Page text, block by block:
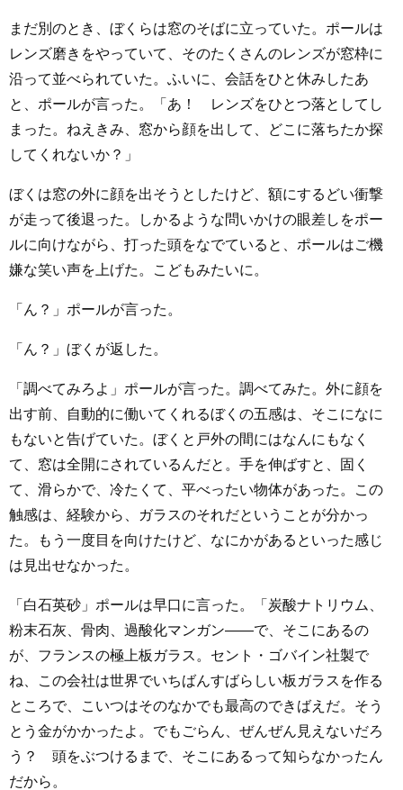
まだ別のとき、ぼくらは窓のそばに立っていた。ポールは
レンズ磨きをやっていて、そのたくさんのレンズが窓枠に
沿って並べられていた。ふいに、会話をひと休みしたあ
と、ポールが言った。「あ！ レンズをひとつ落としてし
まった。ねえきみ、窓から顔を出して、どこに落ちたか探
してくれないか？」
ぼくは窓の外に顔を出そうとしたけど、額にするどい衝撃
が走って後退った。しかるような問いかけの眼差しをポー
ルに向けながら、打った頭をなでていると、ポールはご機
嫌な笑い声を上げた。こどもみたいに。
「ん？」ポールが言った。
「ん？」ぼくが返した。
「調べてみろよ」ポールが言った。調べてみた。外に顔を
出す前、自動的に働いてくれるぼくの五感は、そこになに
もないと告げていた。ぼくと戸外の間にはなんにもなく
て、窓は全開にされているんだと。手を伸ばすと、固く
て、滑らかで、冷たくて、平べったい物体があった。この
触感は、経験から、ガラスのそれだということが分かっ
た。もう一度目を向けたけど、なにかがあるといった感じ
は見出せなかった。
「白石英砂」ポールは早口に言った。「炭酸ナトリウム、
粉末石灰、骨肉、過酸化マンガン――で、そこにあるの
が、フランスの極上板ガラス。セント・ゴバイン社製で
ね、この会社は世界でいちばんすばらしい板ガラスを作る
ところで、こいつはそのなかでも最高のできばえだ。そう
とう金がかかったよ。でもごらん、ぜんぜん見えないだろ
う？ 頭をぶつけるまで、そこにあるって知らなかったん
だから。